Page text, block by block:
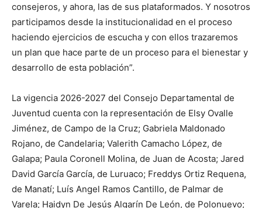
consejeros, y ahora, las de sus plataformados. Y nosotros
participamos desde la institucionalidad en el proceso
haciendo ejercicios de escucha y con ellos trazaremos
un plan que hace parte de un proceso para el bienestar y
desarrollo de esta población”.
La vigencia 2026-2027 del Consejo Departamental de
Juventud cuenta con la representación de Elsy Ovalle
Jiménez, de Campo de la Cruz; Gabriela Maldonado
Rojano, de Candelaria; Valerith Camacho López, de
Galapa; Paula Coronell Molina, de Juan de Acosta; Jared
David García García, de Luruaco; Freddys Ortiz Requena,
de Manatí; Luís Angel Ramos Cantillo, de Palmar de
Varela; Haidyn De Jesús Algarín De León, de Polonuevo;